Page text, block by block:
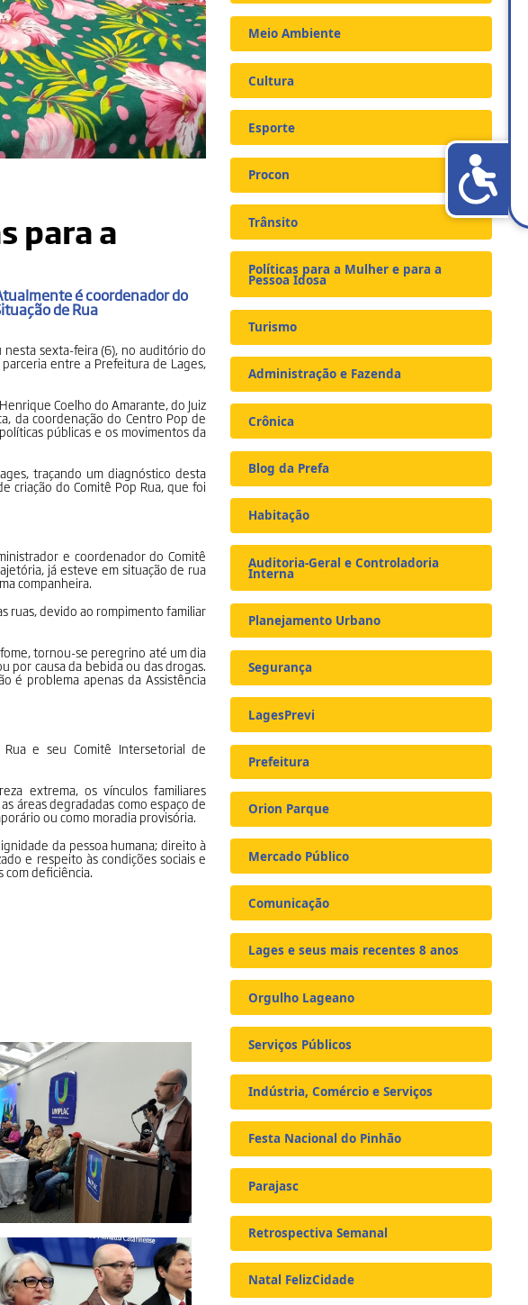
para a
é coordenador do
de Rua
nesta sexta-feira (6), no auditório do
parceria entre a Prefeitura de Lages,
Coelho do Amarante, do Juiz
da coordenação do Centro Pop de
públicas e os movimentos da
traçando um diagnóstico desta
criação do Comitê Pop Rua, que foi
e coordenador do Comitê
já esteve em situação de rua
companheira.
ruas, devido ao rompimento familiar
tornou-se peregrino até um dia
por causa da bebida ou das drogas.
é problema apenas da Assistência
e seu Comitê Intersetorial de
extrema, os vínculos familiares
áreas degradadas como espaço de
ou como moradia provisória.
da pessoa humana; direito à
e respeito às condições sociais e
com deficiência.
Meio Ambiente
Cultura
Esporte
Procon
Trânsito
Políticas para a Mulher e para a
Pessoa Idosa
Turismo
Administração e Fazenda
Crônica
Blog da Prefa
Habitação
Auditoria-Geral e Controladoria
Interna
Planejamento Urbano
Segurança
LagesPrevi
Prefeitura
Orion Parque
Mercado Público
Comunicação
Lages e seus mais recentes 8 anos
Orgulho Lageano
Serviços Públicos
Indústria, Comércio e Serviços
Festa Nacional do Pinhão
Parajasc
Retrospectiva Semanal
Natal FelizCidade